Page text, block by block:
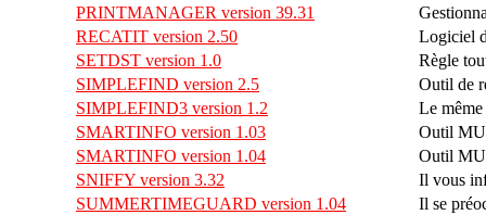
PRINTMANAGER version 39.31
RECATIT version 2.50
Logiciel
SETDST version 1.0
Règle
SIMPLEFIND version 2.5
Outil de
SIMPLEFIND3 version 1.2
Le
SMARTINFO version 1.03
Outil
SMARTINFO version 1.04
Outil
SNIFFY version 3.32
Il vous
SUMMERTIMEGUARD version 1.04
Il se